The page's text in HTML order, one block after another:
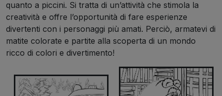
quanto a piccini. Si tratta di un’attività che stimola la
creatività e offre l’opportunità di fare esperienze
divertenti con i personaggi più amati. Perciò, armatevi di
matite colorate e partite alla scoperta di un mondo
ricco di colori e divertimento!